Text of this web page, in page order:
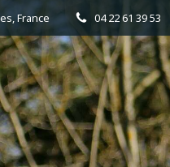
France 04 22 61 39 53